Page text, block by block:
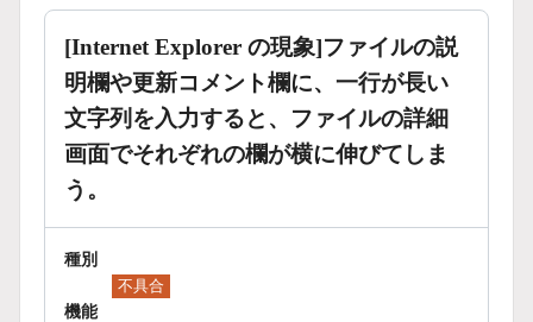
[Internet Explorer の現象]ファイルの説
明欄や更新コメント欄に、一行が長い
文字列を入力すると、ファイルの詳細
画面でそれぞれの欄が横に伸びてしま
う。
種別
不具合
機能